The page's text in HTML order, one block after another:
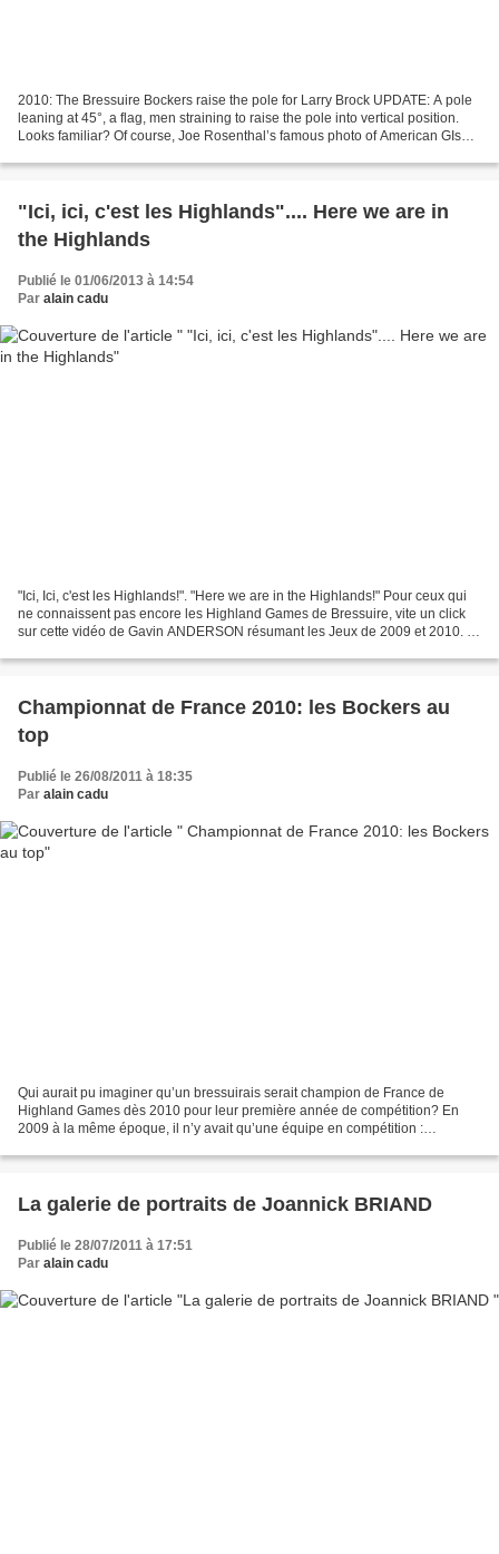
2010: The Bressuire Bockers raise the pole for Larry Brock UPDATE: A pole
leaning at 45°, a flag, men straining to raise the pole into vertical position.
Looks familiar? Of course, Joe Rosenthal’s famous photo of American GIs
"Ici, ici, c'est les Highlands".... Here we are in
the Highlands
Publié le 01/06/2013 à 14:54
Par alain cadu
"Ici, Ici, c'est les Highlands!". "Here we are in the Highlands!" Pour ceux qui
ne connaissent pas encore les Highland Games de Bressuire, vite un click
sur cette vidéo de Gavin ANDERSON résumant les Jeux de 2009 et 2010. If
Championnat de France 2010: les Bockers au
top
Publié le 26/08/2011 à 18:35
Par alain cadu
Qui aurait pu imaginer qu’un bressuirais serait champion de France de
Highland Games dès 2010 pour leur première année de compétition? En
2009 à la même époque, il n’y avait qu’une équipe en compétition :
La galerie de portraits de Joannick BRIAND
Publié le 28/07/2011 à 17:51
Par alain cadu